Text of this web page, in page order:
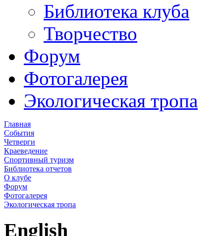
Библиотека клуба
Творчество
Форум
Фотогалерея
Экологическая тропа
Главная
События
Четверги
Краеведение
Спортивный туризм
Библиотека отчетов
О клубе
Форум
Фотогалерея
Экологическая тропа
English